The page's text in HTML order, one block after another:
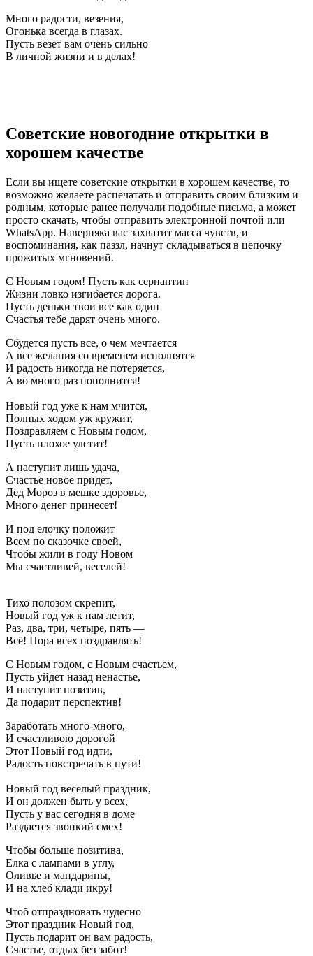
Много радости, везения,
Огонька всегда в глазах.
Пусть везет вам очень сильно
В личной жизни и в делах!
Советские новогодние открытки в
хорошем качестве
Если вы ищете советские открытки в хорошем качестве, то
возможно желаете распечатать и отправить своим близким и
родным, которые ранее получали подобные письма, а может
просто скачать, чтобы отправить электронной почтой или
WhatsApp. Наверняка вас захватит масса чувств, и
воспоминания, как паззл, начнут складываться в цепочку
прожитых мгновений.
С Новым годом! Пусть как серпантин
Жизни ловко изгибается дорога.
Пусть деньки твои все как один
Счастья тебе дарят очень много.
Сбудется пусть все, о чем мечтается
А все желания со временем исполнятся
И радость никогда не потеряется,
А во много раз пополнится!
Новый год уже к нам мчится,
Полных ходом уж кружит,
Поздравляем с Новым годом,
Пусть плохое улетит!
А наступит лишь удача,
Счастье новое придет,
Дед Мороз в мешке здоровье,
Много денег принесет!
И под елочку положит
Всем по сказочке своей,
Чтобы жили в году Новом
Мы счастливей, веселей!
Тихо полозом скрепит,
Новый год уж к нам летит,
Раз, два, три, четыре, пять —
Всё! Пора всех поздравлять!
С Новым годом, с Новым счастьем,
Пусть уйдет назад ненастье,
И наступит позитив,
Да подарит перспектив!
Заработать много-много,
И счастливою дорогой
Этот Новый год идти,
Радость повстречать в пути!
Новый год веселый праздник,
И он должен быть у всех,
Пусть у вас сегодня в доме
Раздается звонкий смех!
Чтобы больше позитива,
Елка с лампами в углу,
Оливье и мандарины,
И на хлеб клади икру!
Чтоб отпраздновать чудесно
Этот праздник Новый год,
Пусть подарит он вам радость,
Счастье, отдых без забот!